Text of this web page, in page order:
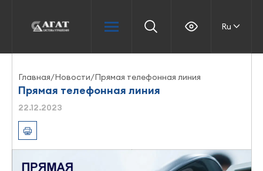
Ru
Главная/Новости/Прямая телефонная линия
Прямая телефонная линия
22.12.2023